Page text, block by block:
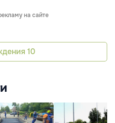
на сайте
10